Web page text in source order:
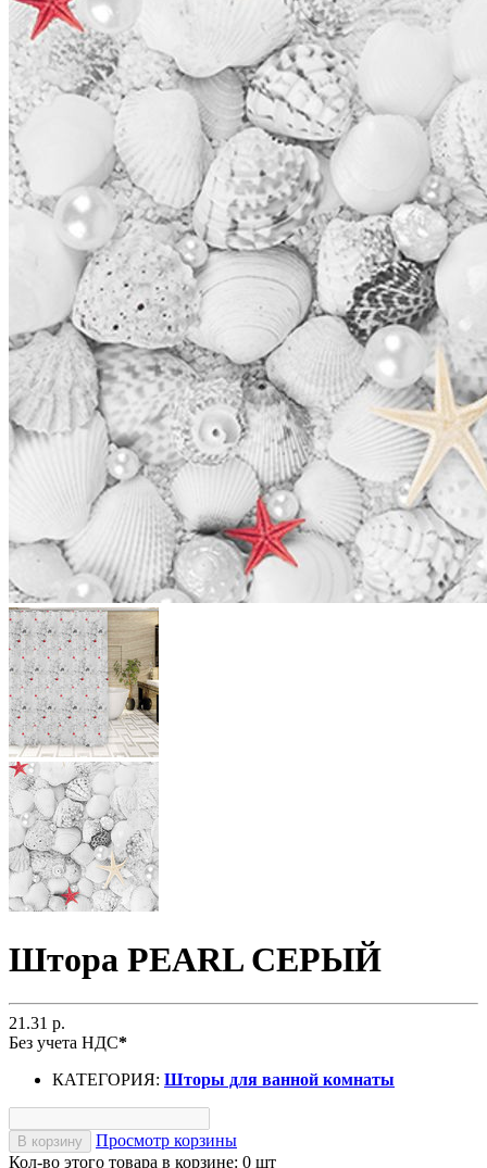
Штора PEARL СЕРЫЙ
21.31 р.
Без учета НДС*
КАТЕГОРИЯ: Шторы для ванной комнаты
В корзину
Просмотр корзины
Кол-во этого товара в корзине: 0 шт